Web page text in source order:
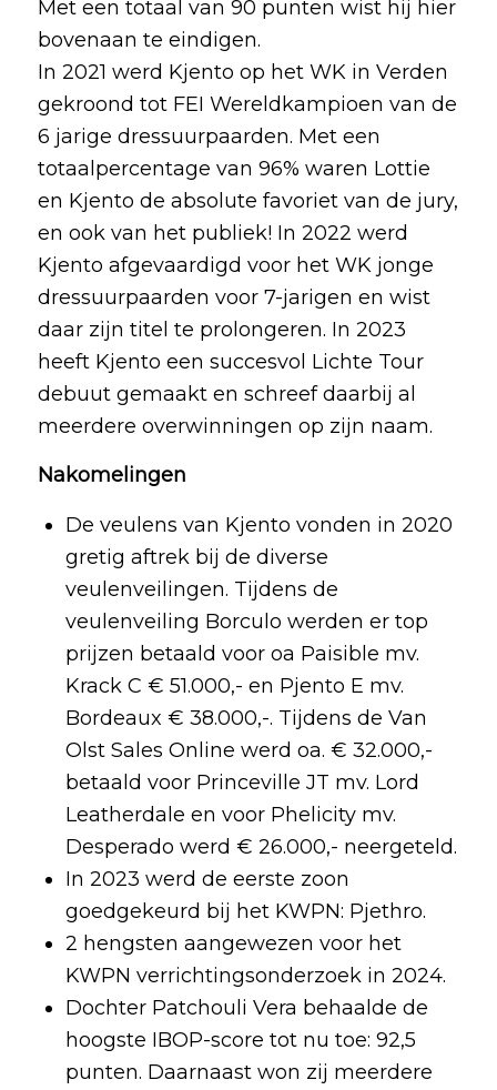
Met een totaal van 90 punten wist hij hier
bovenaan te eindigen.
In 2021 werd Kjento op het WK in Verden
gekroond tot FEI Wereldkampioen van de
6 jarige dressuurpaarden. Met een
totaalpercentage van 96% waren Lottie
en Kjento de absolute favoriet van de jury,
en ook van het publiek! In 2022 werd
Kjento afgevaardigd voor het WK jonge
dressuurpaarden voor 7-jarigen en wist
daar zijn titel te prolongeren. In 2023
heeft Kjento een succesvol Lichte Tour
debuut gemaakt en schreef daarbij al
meerdere overwinningen op zijn naam.
Nakomelingen
De veulens van Kjento vonden in 2020
gretig aftrek bij de diverse
veulenveilingen. Tijdens de
veulenveiling Borculo werden er top
prijzen betaald voor oa Paisible mv.
Krack C € 51.000,- en Pjento E mv.
Bordeaux € 38.000,-. Tijdens de Van
Olst Sales Online werd oa. € 32.000,-
betaald voor Princeville JT mv. Lord
Leatherdale en voor Phelicity mv.
Desperado werd € 26.000,- neergeteld.
In 2023 werd de eerste zoon
goedgekeurd bij het KWPN: Pjethro.
2 hengsten aangewezen voor het
KWPN verrichtingsonderzoek in 2024.
Dochter Patchouli Vera behaalde de
hoogste IBOP-score tot nu toe: 92,5
punten. Daarnaast won zij meerdere